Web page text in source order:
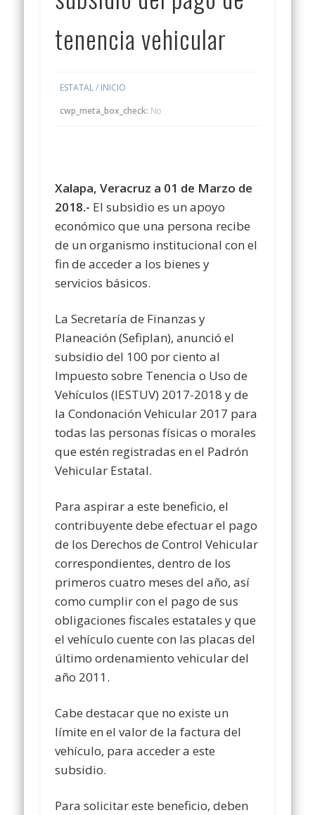
tenencia vehicular
ESTATAL/ INICIO
cwp_meta_box_check: No
Xalapa, Veracruz a 01 de Marzo de
2018.- El subsidio es un apoyo
económico que una persona recibe
de un organismo institucional con el
fin de acceder a los bienes y
servicios básicos.
La Secretaría de Finanzas y
Planeación (Sefiplan), anunció el
subsidio del 100 por ciento al
Impuesto sobre Tenencia o Uso de
Vehículos (IESTUV) 2017-2018 y de
la Condonación Vehicular 2017 para
todas las personas físicas o morales
que estén registradas en el Padrón
Vehicular Estatal.
Para aspirar a este beneficio, el
contribuyente debe efectuar el pago
de los Derechos de Control Vehicular
correspondientes, dentro de los
primeros cuatro meses del año, así
como cumplir con el pago de sus
obligaciones fiscales estatales y que
el vehículo cuente con las placas del
último ordenamiento vehicular del
año 2011.
Cabe destacar que no existe un
límite en el valor de la factura del
vehículo, para acceder a este
subsidio.
Para solicitar este beneficio, deben